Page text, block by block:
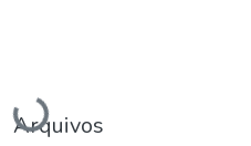
Carregando...
Arquivos